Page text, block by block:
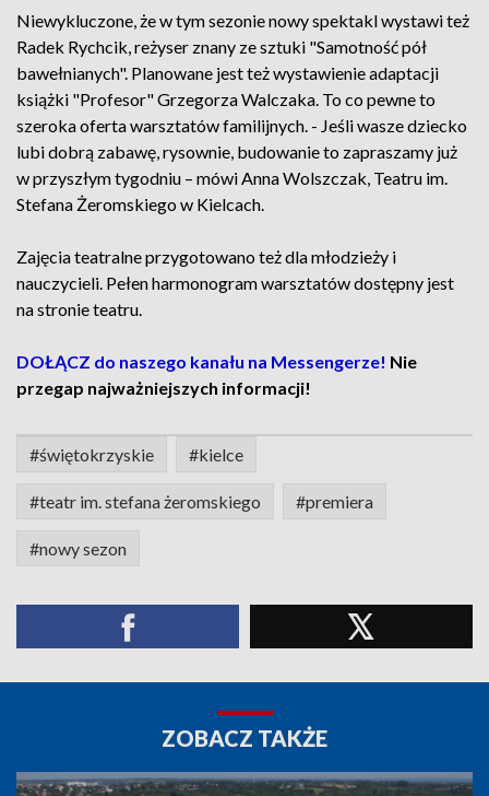
Niewykluczone, że w tym sezonie nowy spektakl wystawi też
Radek Rychcik, reżyser znany ze sztuki "Samotność pół
bawełnianych". Planowane jest też wystawienie adaptacji
książki "Profesor" Grzegorza Walczaka. To co pewne to
szeroka oferta warsztatów familijnych. - Jeśli wasze dziecko
lubi dobrą zabawę, rysownie, budowanie to zapraszamy już
w przyszłym tygodniu – mówi Anna Wolszczak, Teatru im.
Stefana Żeromskiego w Kielcach.
Zajęcia teatralne przygotowano też dla młodzieży i
nauczycieli. Pełen harmonogram warsztatów dostępny jest
na stronie teatru.
DOŁĄCZ do naszego kanału na Messengerze! Nie
przegap najważniejszych informacji!
#świętokrzyskie #kielce
#teatr im. stefana żeromskiego #premiera
#nowy sezon
ZOBACZ TAKŻE